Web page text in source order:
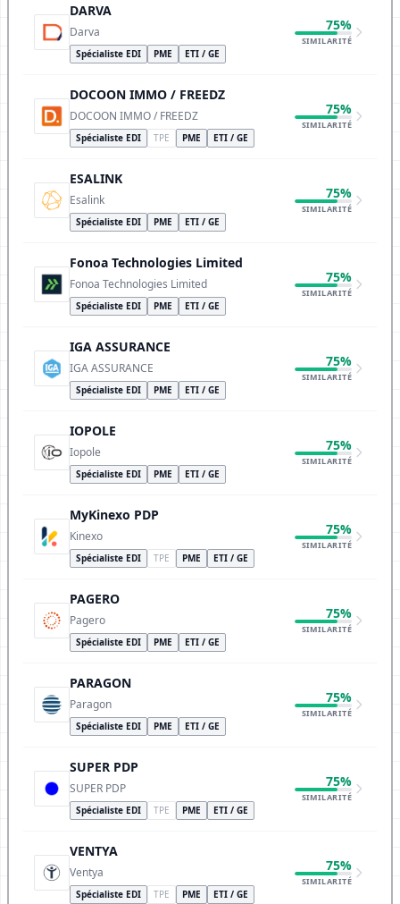
DARVA
Darva
Spécialiste EDI PME ETI / GE
75%
SIMILARITÉ
DOCOON IMMO / FREEDZ
DOCOON IMMO / FREEDZ
Spécialiste EDI TPE PME ETI / GE
75%
SIMILARITÉ
ESALINK
Esalink
Spécialiste EDI PME ETI / GE
75%
SIMILARITÉ
Fonoa Technologies Limited
Fonoa Technologies Limited
Spécialiste EDI PME ETI / GE
75%
SIMILARITÉ
IGA ASSURANCE
IGA ASSURANCE
Spécialiste EDI PME ETI / GE
75%
SIMILARITÉ
IOPOLE
Iopole
Spécialiste EDI PME ETI / GE
75%
SIMILARITÉ
MyKinexo PDP
Kinexo
Spécialiste EDI TPE PME ETI / GE
75%
SIMILARITÉ
PAGERO
Pagero
Spécialiste EDI PME ETI / GE
75%
SIMILARITÉ
PARAGON
Paragon
Spécialiste EDI PME ETI / GE
75%
SIMILARITÉ
SUPER PDP
SUPER PDP
Spécialiste EDI TPE PME ETI / GE
75%
SIMILARITÉ
VENTYA
Ventya
Spécialiste EDI TPE PME ETI / GE
75%
SIMILARITÉ